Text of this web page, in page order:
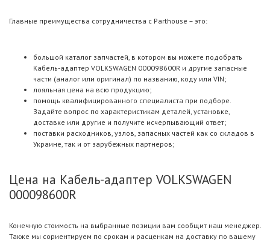
Главные преимущества сотрудничества с Parthouse – это:
большой каталог запчастей, в котором вы можете подобрать
Кабель-адаптер VOLKSWAGEN 000098600R и другие запасные
части (аналог или оригинал) по названию, коду или VIN;
лояльная цена на всю продукцию;
помощь квалифицированного специалиста при подборе.
Задайте вопрос по характеристикам деталей, установке,
доставке или другие и получите исчерпывающий ответ;
поставки расходников, узлов, запасных частей как со складов в
Украине, так и от зарубежных партнеров;
Цена на Кабель-адаптер VOLKSWAGEN
000098600R
Конечную стоимость на выбранные позиции вам сообщит наш менеджер.
Также мы сориентируем по срокам и расценкам на доставку по вашему